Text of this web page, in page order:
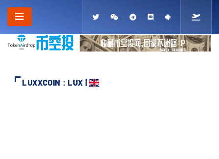
LUXXCOIN : LUX |